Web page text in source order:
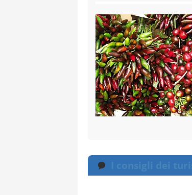
I consigli dei